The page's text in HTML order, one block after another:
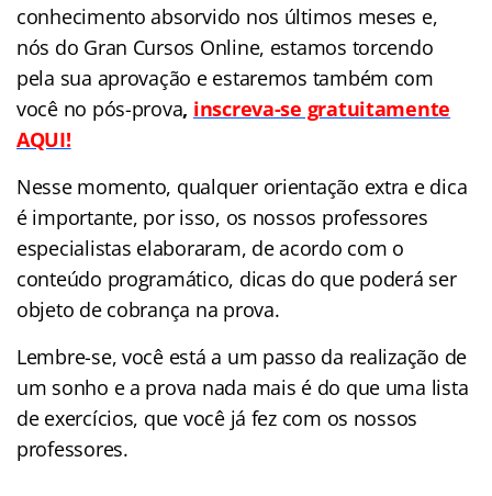
conhecimento absorvido nos últimos meses e,
nós do Gran Cursos Online, estamos torcendo
pela sua aprovação e estaremos também com
você no pós-prova, inscreva-se gratuitamente
AQUI!
Nesse momento, qualquer orientação extra e dica
é importante, por isso, os nossos professores
especialistas elaboraram, de acordo com o
conteúdo programático, dicas do que poderá ser
objeto de cobrança na prova.
Lembre-se, você está a um passo da realização de
um sonho e a prova nada mais é do que uma lista
de exercícios, que você já fez com os nossos
professores.